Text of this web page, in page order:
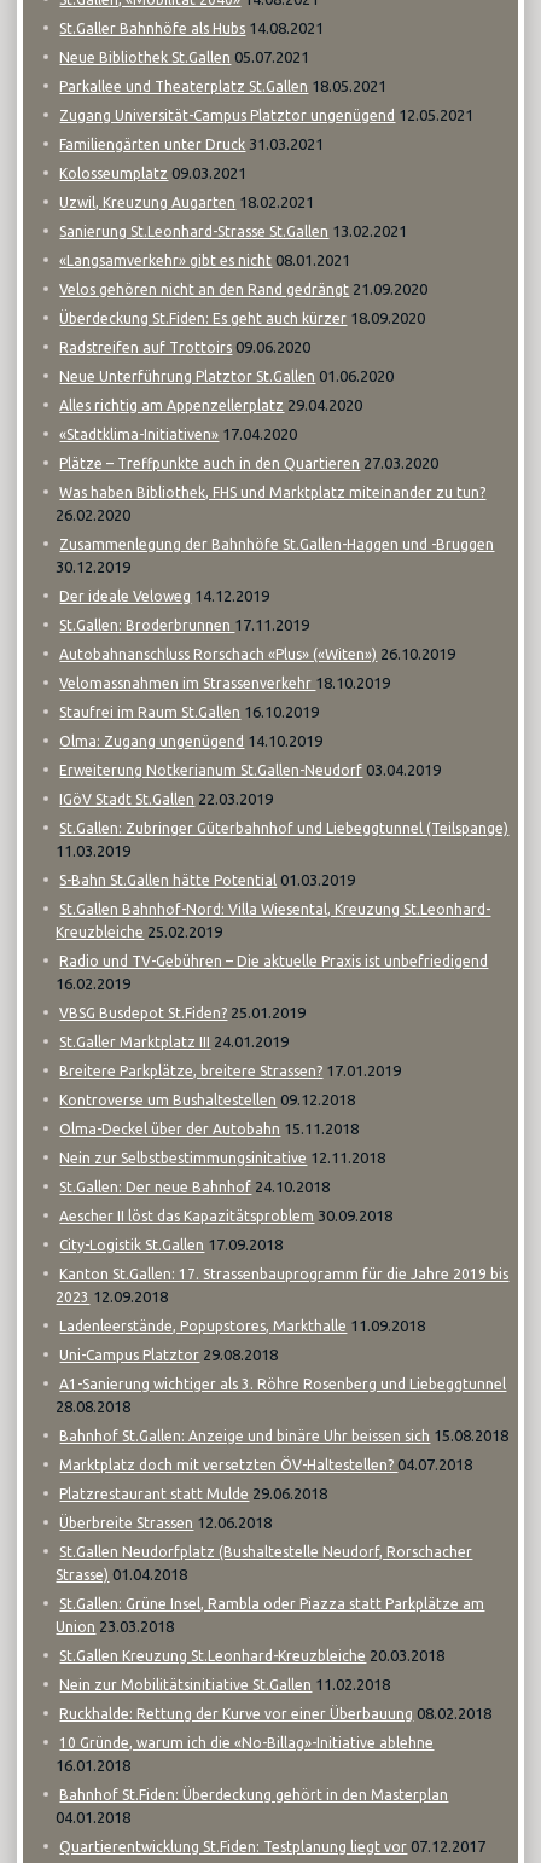
St.Galler Bahnhöfe als Hubs 14.08.2021
Neue Bibliothek St.Gallen 05.07.2021
Parkallee und Theaterplatz St.Gallen 18.05.2021
Zugang Universität-Campus Platztor ungenügend 12.05.2021
Familiengärten unter Druck 31.03.2021
Kolosseumplatz 09.03.2021
Uzwil, Kreuzung Augarten 18.02.2021
Sanierung St.Leonhard-Strasse St.Gallen 13.02.2021
«Langsamverkehr» gibt es nicht 08.01.2021
Velos gehören nicht an den Rand gedrängt 21.09.2020
Überdeckung St.Fiden: Es geht auch kürzer 18.09.2020
Radstreifen auf Trottoirs 09.06.2020
Neue Unterführung Platztor St.Gallen 01.06.2020
Alles richtig am Appenzellerplatz 29.04.2020
«Stadtklima-Initiativen» 17.04.2020
Plätze – Treffpunkte auch in den Quartieren 27.03.2020
Was haben Bibliothek, FHS und Marktplatz miteinander zu tun?
26.02.2020
Zusammenlegung der Bahnhöfe St.Gallen-Haggen und -Bruggen
30.12.2019
Der ideale Veloweg 14.12.2019
St.Gallen: Broderbrunnen 17.11.2019
Autobahnanschluss Rorschach «Plus» («Witen») 26.10.2019
Velomassnahmen im Strassenverkehr 18.10.2019
Staufrei im Raum St.Gallen 16.10.2019
Olma: Zugang ungenügend 14.10.2019
Erweiterung Notkerianum St.Gallen-Neudorf 03.04.2019
IGöV Stadt St.Gallen 22.03.2019
St.Gallen: Zubringer Güterbahnhof und Liebeggtunnel (Teilspange)
11.03.2019
S-Bahn St.Gallen hätte Potential 01.03.2019
St.Gallen Bahnhof-Nord: Villa Wiesental, Kreuzung St.Leonhard-
Kreuzbleiche 25.02.2019
Radio und TV-Gebühren – Die aktuelle Praxis ist unbefriedigend
16.02.2019
VBSG Busdepot St.Fiden? 25.01.2019
St.Galler Marktplatz III 24.01.2019
Breitere Parkplätze, breitere Strassen? 17.01.2019
Kontroverse um Bushaltestellen 09.12.2018
Olma-Deckel über der Autobahn 15.11.2018
Nein zur Selbstbestimmungsinitative 12.11.2018
St.Gallen: Der neue Bahnhof 24.10.2018
Aescher II löst das Kapazitätsproblem 30.09.2018
City-Logistik St.Gallen 17.09.2018
Kanton St.Gallen: 17. Strassenbauprogramm für die Jahre 2019 bis
2023 12.09.2018
Ladenleerstände, Popupstores, Markthalle 11.09.2018
Uni-Campus Platztor 29.08.2018
A1-Sanierung wichtiger als 3. Röhre Rosenberg und Liebeggtunnel
28.08.2018
Bahnhof St.Gallen: Anzeige und binäre Uhr beissen sich 15.08.2018
Marktplatz doch mit versetzten ÖV-Haltestellen?04.07.2018
Platzrestaurant statt Mulde 29.06.2018
Überbreite Strassen 12.06.2018
St.Gallen Neudorfplatz (Bushaltestelle Neudorf, Rorschacher
Strasse) 01.04.2018
St.Gallen: Grüne Insel, Rambla oder Piazza statt Parkplätze am
Union 23.03.2018
St.Gallen Kreuzung St.Leonhard-Kreuzbleiche 20.03.2018
Nein zur Mobilitätsinitiative St.Gallen 11.02.2018
Ruckhalde: Rettung der Kurve vor einer Überbauung 08.02.2018
10 Gründe, warum ich die «No-Billag»-Initiative ablehne
16.01.2018
Bahnhof St.Fiden: Überdeckung gehört in den Masterplan
04.01.2018
Quartierentwicklung St.Fiden: Testplanung liegt vor 07.12.2017